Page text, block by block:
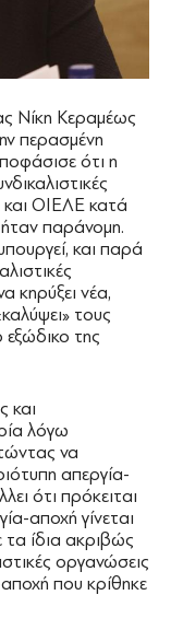
Νίκη Κεραμέως
περασμένη
ότι η
ΟΙΕΛΕ κατά
ήταν παράνομη.
και παρά
κηρύξει νέα,
τους
εξώδικο της
και
λόγω
να
απεργία-
ότι πρόκειται
αποχή γίνεται
τα ίδια ακριβώς
οργανώσεις
που κρίθηκε